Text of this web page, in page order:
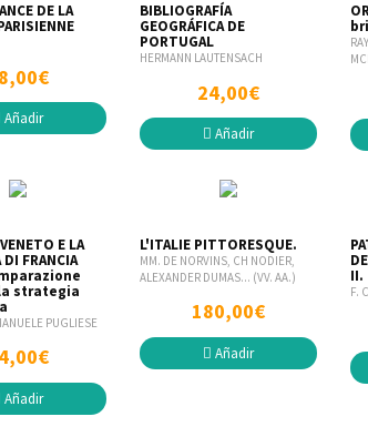
DE LA
Añadir
BIBLIOGRAFÍA
GEOGRÁFICA DE
PORTUGAL
HERMANN LAUTENSACH
24,00€
Añadir
E LA
DI FRANCIA
strategia
PUGLIESE
Añadir
L'ITALIE PITTORESQUE.
MM. DE NORVINS, CH NODIER,
ALEXANDER DUMAS... (VV. AA.)
180,00€
Añadir
II.
F.